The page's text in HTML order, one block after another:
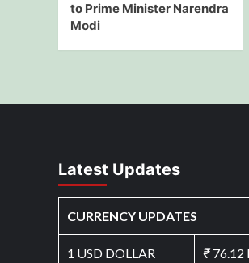
to Prime Minister Narendra
Modi
Latest Updates
CURRENCY UPDATES
1 USD DOLLAR ₹76.12